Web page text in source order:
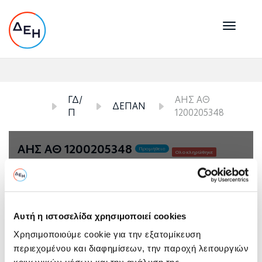
Αυτή η ιστοσελίδα χρησιμοποιεί cookies
Χρησιμοποιούμε cookie για την εξατομίκευση
περιεχομένου και διαφημίσεων, την παροχή λειτουργιών
ΓΔ/
Π
ΔΕΠΑΝ
ΑΗΣ ΑΘ
1200205348
ΑΗΣ ΑΘ 1200205348 Προμήθεια
Ολοκληρώθηκε
Γενική Διεύθυνση Λειτουργιών Παραγωγής \
ΔΙΕΥΘΥΝΣΗ ΠΑΡΑΓΩΓΗΣ ΝΗΣΙΩΝ
Ημερομηνία Υποβολής
Λήξη Υποβολής & Αποσφράγιση Προσφορών
Ημερομηνία (μέρα/μήνας/έτος) & 'Ωρα